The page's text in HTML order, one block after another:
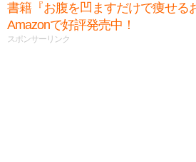
書籍『お腹を凹ますだけで痩せる
Amazonで好評発売中！
スポンサーリンク